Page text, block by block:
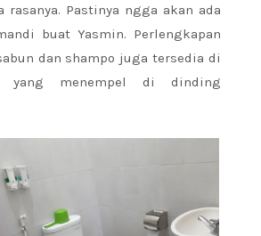
rasanya. Pastinya ngga akan ada
buat Yasmin. Perlengkapan
dan shampo juga tersedia di
yang menempel di dinding